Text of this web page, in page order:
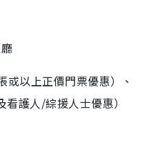
以上正價門票優惠）、
護人/綜援人士優惠）